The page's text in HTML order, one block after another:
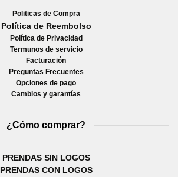
Politicas de Compra
Política de Reembolso
Política de Privacidad
Termunos de servicio
Facturación
Preguntas Frecuentes
Opciones de pago
Cambios y garantías
¿Cómo comprar?
PRENDAS SIN LOGOS
PRENDAS CON LOGOS